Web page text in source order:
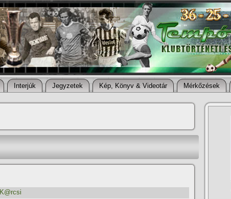
Interjúk Jegyzetek Kép, Könyv & Videotár Mérkőzések
K@rcsi